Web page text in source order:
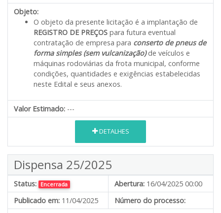
Objeto:
O objeto da presente licitação é a implantação de
REGISTRO DE PREÇOS para futura eventual
contratação de empresa para conserto de pneus de
forma simples (sem vulcanização)de veículos e
máquinas rodoviárias da frota municipal, conforme
condições, quantidades e exigências estabelecidas
neste Edital e seus anexos.
Valor Estimado: ---
DETALHES
Dispensa 25/2025
Status: Encerrada Abertura: 16/04/2025 00:00
Publicado em: 11/04/2025
Número do processo: